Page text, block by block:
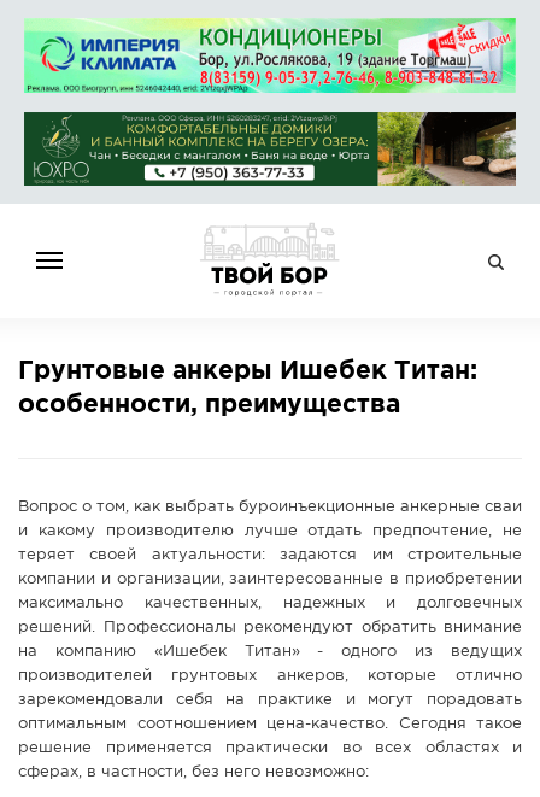
НОВОСТИ
СПРАВОЧНИК
АФИША
КАМЕРЫ
КОНКУРСЫ
СТАТЬИ
ГОЛОСОВАНИЯ
Грунтовые анкеры Ишебек Титан:
особенности, преимущества
Вопрос о том, как выбрать буроинъекционные анкерные сваи
и какому производителю лучше отдать предпочтение, не
теряет своей актуальности: задаются им строительные
компании и организации, заинтересованные в приобретении
максимально качественных, надежных и долговечных
решений. Профессионалы рекомендуют обратить внимание
на компанию «Ишебек Титан» - одного из ведущих
производителей грунтовых анкеров, которые отлично
зарекомендовали себя на практике и могут порадовать
оптимальным соотношением цена-качество. Сегодня такое
решение применяется практически во всех областях и
сферах, в частности, без него невозможно: